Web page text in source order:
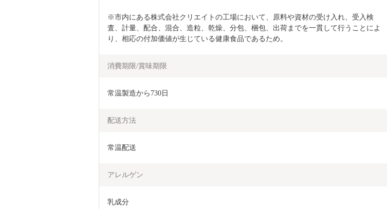
※市内にある株式会社クリエイトの工場において、原料や資材の受け入れ、受入検
査、計量、配合、混合、造粒、乾燥、分包、梱包、出荷までを一貫して行うことによ
り、相応の付加価値が生じている健康食品であるため。
消費期限/賞味期限
常温製造から730日
配送方法
常温配送
アレルゲン
乳成分